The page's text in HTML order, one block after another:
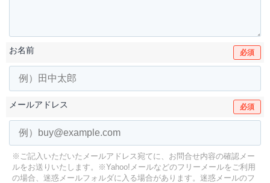
お名前 必須
メールアドレス 必須
※ご記入いただいたメールアドレス宛てに、お問合せ内容の確認メー
ルをお送りいたします。
※Yahoo!メールなどのフリーメールをご利用
の場合、迷惑メールフォルダに入る場合があります。 迷惑メールのフ